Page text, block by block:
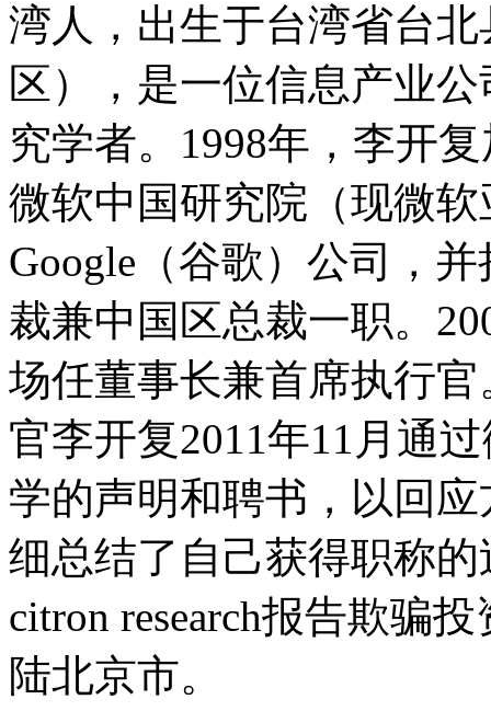
湾人，出生于台湾省台
区），是一位信息产业
究学者。1998年，李开
微软中国研究院（现微
Google（谷歌）公司，
裁兼中国区总裁一职。
场任董事长兼首席执行
官李开复2011年11月通
学的声明和聘书，以回
细总结了自己获得职称
citron research报告欺骗
陆北京市。